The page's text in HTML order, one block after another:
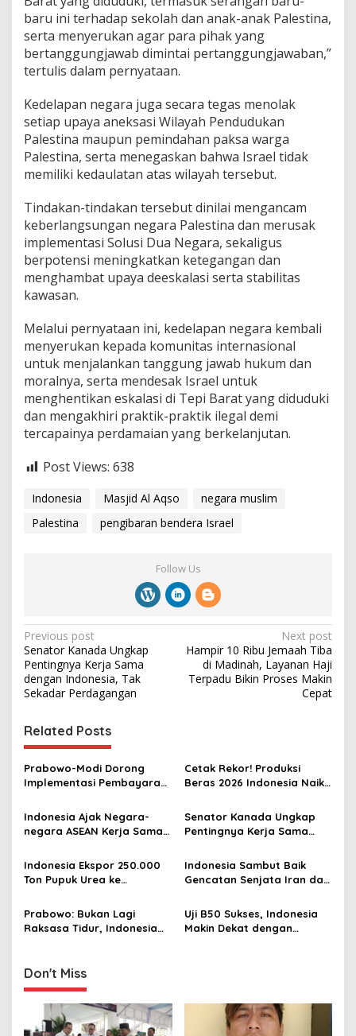
baru ini terhadap sekolah dan anak-anak Palestina,
serta menyerukan agar para pihak yang
bertanggungjawab dimintai pertanggungjawaban,”
tertulis dalam pernyataan.
Kedelapan negara juga secara tegas menolak
setiap upaya aneksasi Wilayah Pendudukan
Palestina maupun pemindahan paksa warga
Palestina, serta menegaskan bahwa Israel tidak
memiliki kedaulatan atas wilayah tersebut.
Tindakan-tindakan tersebut dinilai mengancam
keberlangsungan negara Palestina dan merusak
implementasi Solusi Dua Negara, sekaligus
berpotensi meningkatkan ketegangan dan
menghambat upaya deeskalasi serta stabilitas
kawasan.
Melalui pernyataan ini, kedelapan negara kembali
menyerukan kepada komunitas internasional
untuk menjalankan tanggung jawab hukum dan
moralnya, serta mendesak Israel untuk
menghentikan eskalasi di Tepi Barat yang diduduki
dan mengakhiri praktik-praktik ilegal demi
tercapainya perdamaian yang berkelanjutan.
Post Views: 638
Indonesia Masjid Al Aqso
negara muslim
Palestina
pengibaran bendera Israel
Follow Us
P
o
s
t
n
a
v
i
g
a
t
i
o
n
Previous post
Senator Kanada Ungkap
Pentingnya Kerja Sama
dengan Indonesia, Tak
Sekadar Perdagangan
Next post
Hampir 10 Ribu Jemaah Tiba
di Madinah, Layanan Haji
Terpadu Bikin Proses Makin
Cepat
Related Posts
Prabowo-Modi Dorong
Implementasi Pembayaran
Batas di India dan
Indonesia
Cetak Rekor! Produksi
Beras 2026 Indonesia Naik
Indonesia Ajak Negara-
negara ASEAN Kerja Sama
Global
Senator Kanada Ungkap
Pentingnya Kerja Sama
Sekadar Perdagangan
Indonesia Ekspor 250.000
Ton Pupuk Urea ke
Sampaikan Terima Kasih ke
Prabowo
Indonesia Sambut Baik
Gencatan Senjata Iran dan
Upaya Damai Permanen
Prabowo: Bukan Lagi
Raksasa Tidur, Indonesia
Uji B50 Sukses, Indonesia
Makin Dekat dengan
Don't Miss